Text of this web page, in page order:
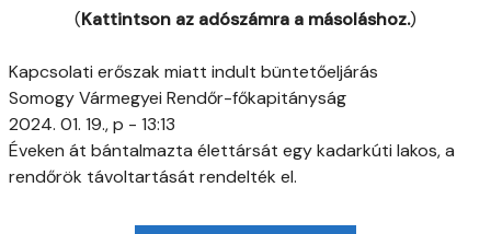
(Kattintson az adószámra a másoláshoz.)
Kapcsolati erőszak miatt indult büntetőeljárás
Somogy Vármegyei Rendőr-főkapitányság
2024. 01. 19., p - 13:13
Éveken át bántalmazta élettársát egy kadarkúti lakos, a
rendőrök távoltartását rendelték el.